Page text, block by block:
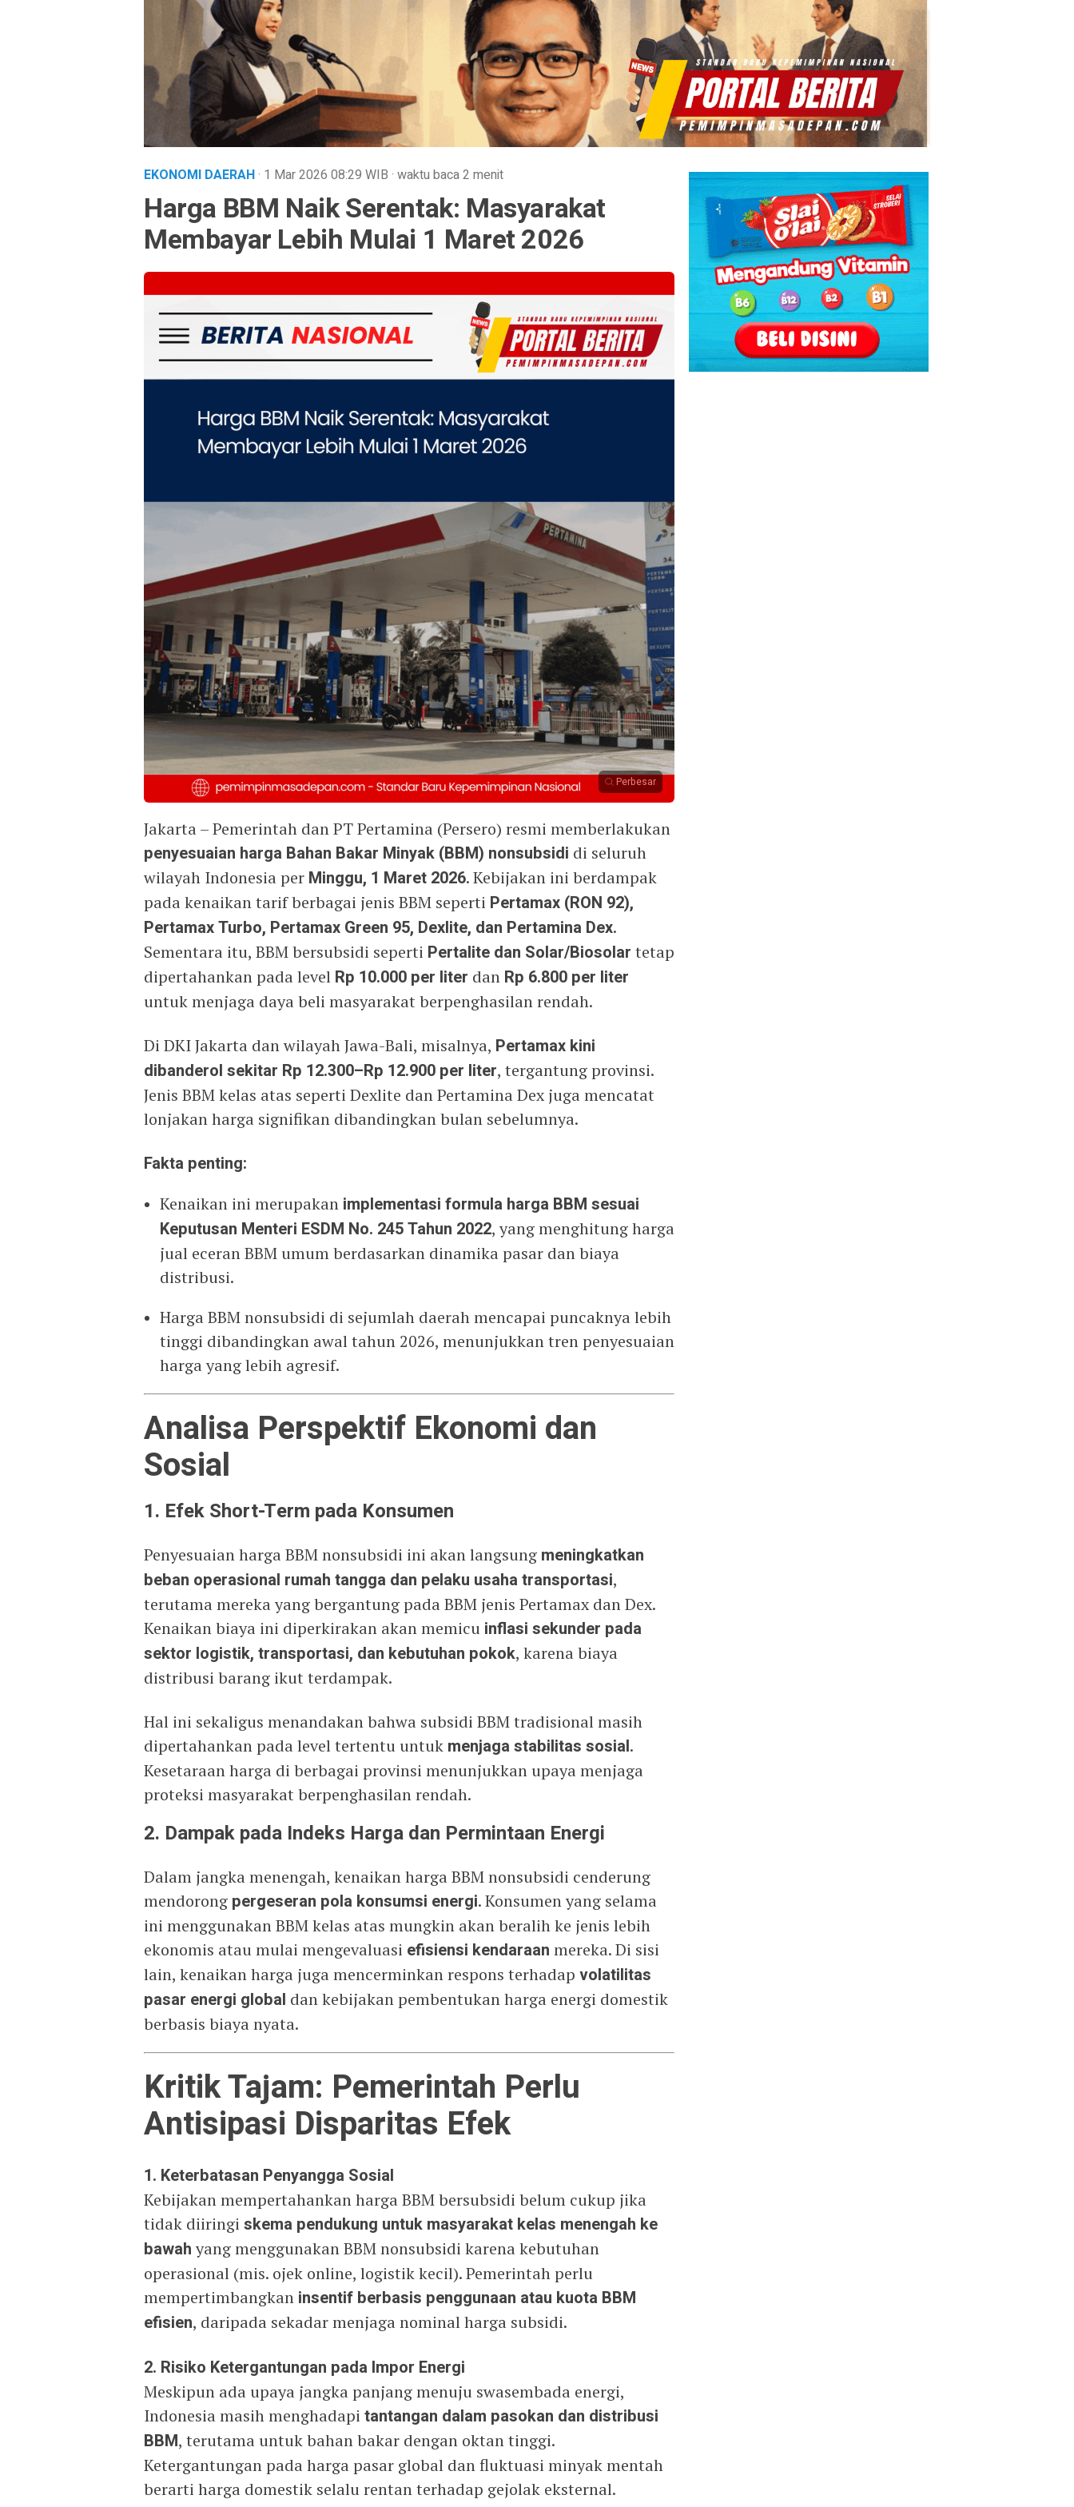
EKONOMI DAERAH· 1 Mar 2026 08:29 WIB · waktu baca 2 menit
Harga BBM Naik Serentak: Masyarakat
Membayar Lebih Mulai 1 Maret 2026
Perbesar
Jakarta – Pemerintah dan PT Pertamina (Persero) resmi memberlakukan
penyesuaian harga Bahan Bakar Minyak (BBM) nonsubsidi di seluruh
wilayah Indonesia per Minggu, 1 Maret 2026. Kebijakan ini berdampak
pada kenaikan tarif berbagai jenis BBM seperti Pertamax (RON 92),
Pertamax Turbo, Pertamax Green 95, Dexlite, dan Pertamina Dex.
Sementara itu, BBM bersubsidi seperti Pertalite dan Solar/Biosolar tetap
dipertahankan pada level Rp 10.000 per liter dan Rp 6.800 per liter
untuk menjaga daya beli masyarakat berpenghasilan rendah.
Di DKI Jakarta dan wilayah Jawa-Bali, misalnya, Pertamax kini
dibanderol sekitar Rp 12.300–Rp 12.900 per liter, tergantung provinsi.
Jenis BBM kelas atas seperti Dexlite dan Pertamina Dex juga mencatat
lonjakan harga signifikan dibandingkan bulan sebelumnya.
Fakta penting:
Kenaikan ini merupakan implementasi formula harga BBM sesuai
Keputusan Menteri ESDM No. 245 Tahun 2022, yang menghitung harga
jual eceran BBM umum berdasarkan dinamika pasar dan biaya
distribusi.
Harga BBM nonsubsidi di sejumlah daerah mencapai puncaknya lebih
tinggi dibandingkan awal tahun 2026, menunjukkan tren penyesuaian
harga yang lebih agresif.
Analisa Perspektif Ekonomi dan
Sosial
1. Efek Short-Term pada Konsumen
Penyesuaian harga BBM nonsubsidi ini akan langsung meningkatkan
beban operasional rumah tangga dan pelaku usaha transportasi,
terutama mereka yang bergantung pada BBM jenis Pertamax dan Dex.
Kenaikan biaya ini diperkirakan akan memicu inflasi sekunder pada
sektor logistik, transportasi, dan kebutuhan pokok, karena biaya
distribusi barang ikut terdampak.
Hal ini sekaligus menandakan bahwa subsidi BBM tradisional masih
dipertahankan pada level tertentu untuk menjaga stabilitas sosial.
Kesetaraan harga di berbagai provinsi menunjukkan upaya menjaga
proteksi masyarakat berpenghasilan rendah.
2. Dampak pada Indeks Harga dan Permintaan Energi
Dalam jangka menengah, kenaikan harga BBM nonsubsidi cenderung
mendorong pergeseran pola konsumsi energi. Konsumen yang selama
ini menggunakan BBM kelas atas mungkin akan beralih ke jenis lebih
ekonomis atau mulai mengevaluasi efisiensi kendaraan mereka. Di sisi
lain, kenaikan harga juga mencerminkan respons terhadap volatilitas
pasar energi global dan kebijakan pembentukan harga energi domestik
berbasis biaya nyata.
Kritik Tajam: Pemerintah Perlu
Antisipasi Disparitas Efek
1. Keterbatasan Penyangga Sosial
Kebijakan mempertahankan harga BBM bersubsidi belum cukup jika
tidak diiringi skema pendukung untuk masyarakat kelas menengah ke
bawahyang menggunakan BBM nonsubsidi karena kebutuhan
operasional (mis. ojek online, logistik kecil). Pemerintah perlu
mempertimbangkan insentif berbasis penggunaan atau kuota BBM
efisien, daripada sekadar menjaga nominal harga subsidi.
2. Risiko Ketergantungan pada Impor Energi
Meskipun ada upaya jangka panjang menuju swasembada energi,
Indonesia masih menghadapi tantangan dalam pasokan dan distribusi
BBM, terutama untuk bahan bakar dengan oktan tinggi.
Ketergantungan pada harga pasar global dan fluktuasi minyak mentah
berarti harga domestik selalu rentan terhadap gejolak eksternal.